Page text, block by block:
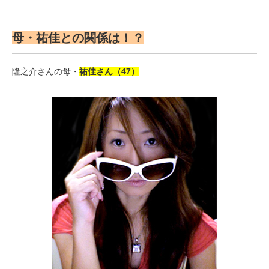
母・祐佳との関係は！？
隆之介さんの母・ 祐佳さん（47）